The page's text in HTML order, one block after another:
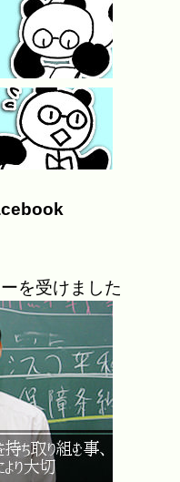
を受けました